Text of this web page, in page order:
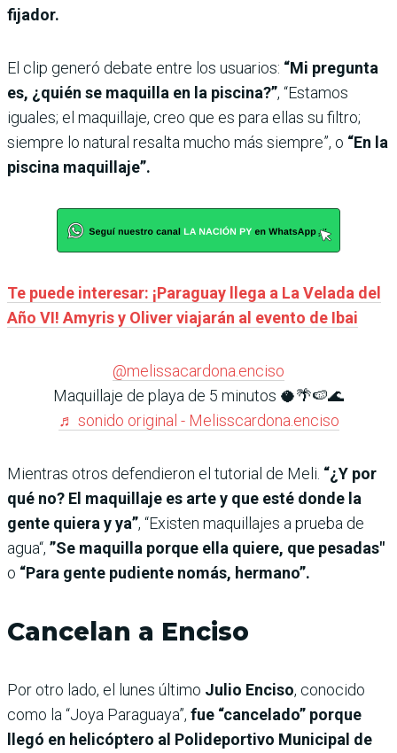
fijador.
El clip generó debate entre los usuarios: “Mi pregunta
es, ¿quién se maquilla en la piscina?”, “Estamos
iguales; el maquillaje, creo que es para ellas su filtro;
siempre lo natural resalta mucho más siempre”, o “En la
piscina maquillaje”.
Te puede interesar: ¡Paraguay llega a La Velada del
Año VI! Amyris y Oliver viajarán al evento de Ibai
@melissacardona.enciso
Maquillaje de playa de 5 minutos 🥥🌴🍉🌊
♬ sonido original - Melisscardona.enciso
Mientras otros defendieron el tutorial de Meli. “¿Y por
qué no? El maquillaje es arte y que esté donde la
gente quiera y ya”, “Existen maquillajes a prueba de
agua“, ”Se maquilla porque ella quiere, que pesadas"
o “Para gente pudiente nomás, hermano”.
Cancelan a Enciso
Por otro lado, el lunes último Julio Enciso, conocido
como la “Joya Paraguaya”, fue “cancelado” porque
llegó en helicóptero al Polideportivo Municipal de